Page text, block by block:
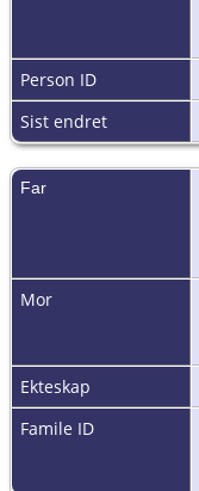
Person ID
Sist endret
Far
Mor
Ekteskap
Famile ID